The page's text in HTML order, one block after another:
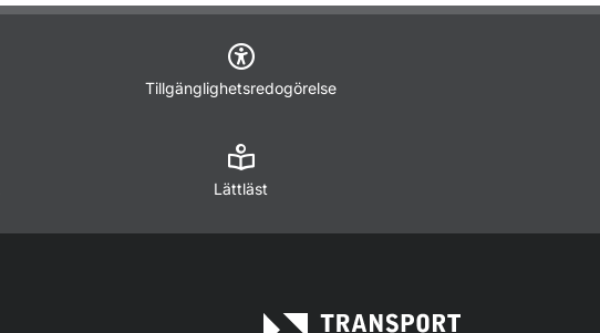
Tillgänglighetsredogörelse
Lättläst